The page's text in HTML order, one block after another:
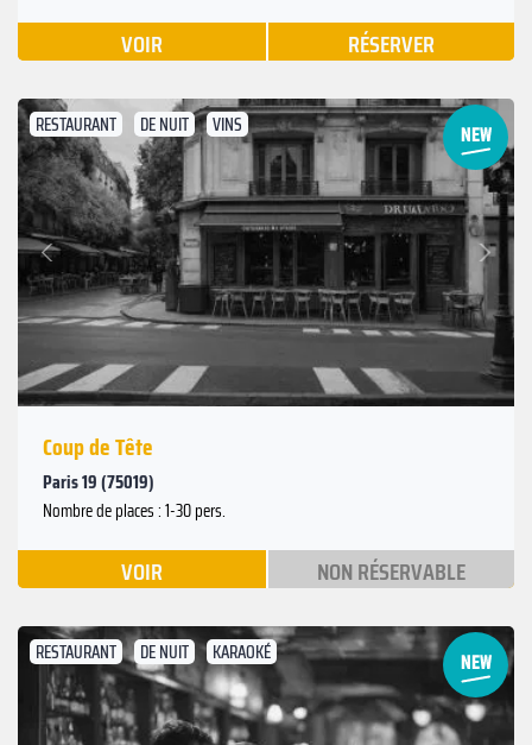
VOIR RÉSERVER
RESTAURANT DE NUIT VINS
Précédent
Suivant
Coup de Tête
Paris 19 (75019)
Nombre de places : 1-30 pers.
VOIR NON RÉSERVABLE
RESTAURANT DE NUIT KARAOKÉ